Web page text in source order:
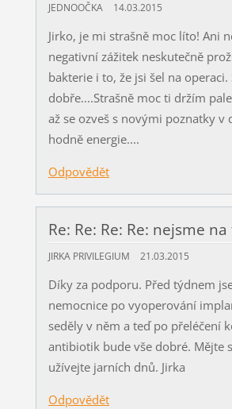
JEDNOOČKA 14.03.2015
Jirko, je mi strašně moc líto! Ani
negativní zážitek neskutečně
bakterie i to, že jsi šel na operaci.
dobře....Strašně moc ti držím
až se ozveš s novými poznatky v
hodně energie....
Odpovědět
Re: Re: Re: Re: nejsme
JIRKA PRIVILEGIUM 21.03.2015
Díky za podporu. Před týdnem
nemocnice po vyoperování
seděly v něm a teď po přeléčení
antibiotik bude vše dobré. Mějte
užívejte jarních dnů. Jirka
Odpovědět